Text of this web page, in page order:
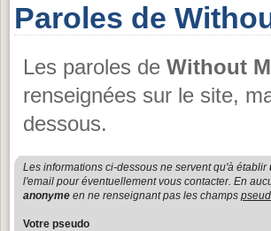
Paroles de
Les paroles de Without
renseignées sur le site,
dessous.
Les informations ci-dessous ne servent qu'à établir
l'email pour éventuellement vous contacter. En
anonyme en ne renseignant pas les champs
Votre pseudo